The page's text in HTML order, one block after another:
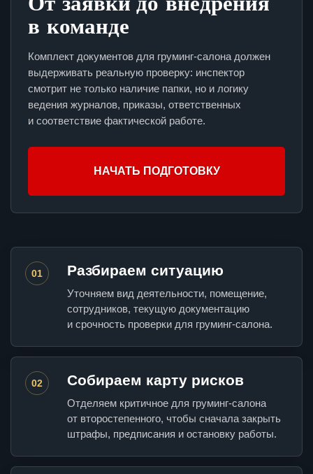
в команде
Комплект документов для груминг-салона должен
выдерживать реальную проверку: инспектор
смотрит не только наличие папки, но и логику
ведения журналов, приказы, ответственных
и соответствие фактической работе.
НАЧАТЬ ПОДГОТОВКУ
01 Разбираем ситуацию
Уточняем вид деятельности, помещение,
сотрудников, текущую документацию
и срочность проверки для груминг-салона.
02 Собираем карту рисков
Отделяем критичное для груминг-салона
от второстепенного, чтобы сначала закрыть
штрафы, предписания и остановку работы.